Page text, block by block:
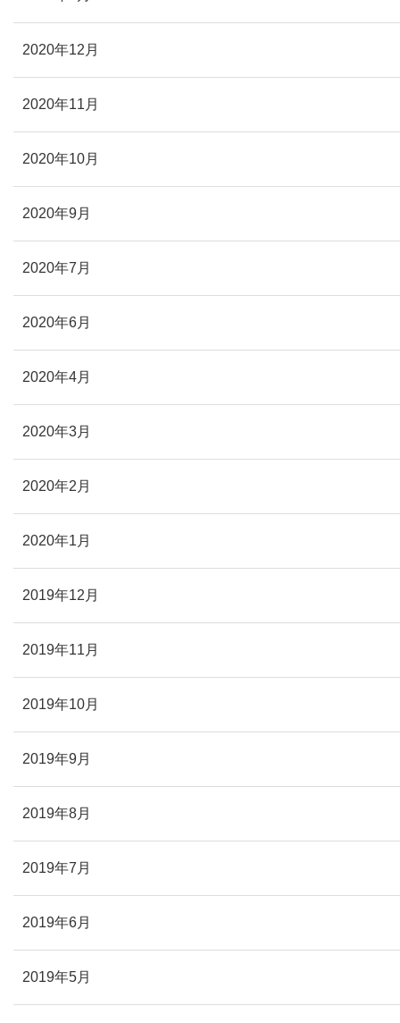
2020年12月
2020年11月
2020年10月
2020年9月
2020年7月
2020年6月
2020年4月
2020年3月
2020年2月
2020年1月
2019年12月
2019年11月
2019年10月
2019年9月
2019年8月
2019年7月
2019年6月
2019年5月